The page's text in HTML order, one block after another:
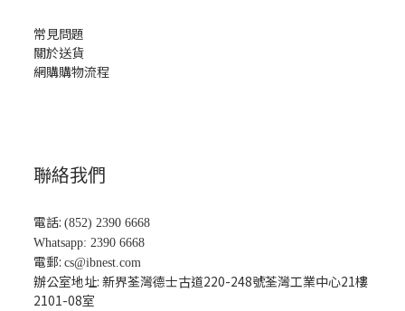
常見問題
關於送貨
網購購物流程
聯絡我們
電話: (852) 2390 6668
Whatsapp: 2390 6668
電郵: cs@ibnest.com
辦公室地址: 新界荃灣德士古道220-248號荃灣工業中心21樓
2101-08室